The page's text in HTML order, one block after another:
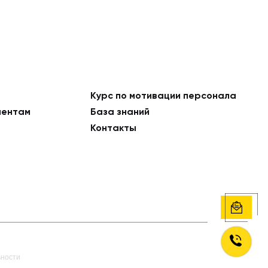
Курс по мотивации персонала
База знаний
Контакты